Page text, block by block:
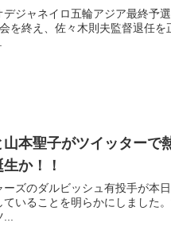
ジャネイロ五輪アジア最終予
を終え、佐々木則夫監督退任
本聖子がツイッターで
か！！
ーズのダルビッシュ有投手が本
いることを明らかにしました
...